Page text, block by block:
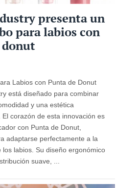
presenta un
para labios con
Labios con Punta de Donut
está diseñado para combinar
y una estética
corazón de esta innovación es
con Punta de Donut,
adaptarse perfectamente a la
los labios. Su diseño ergonómico
suave, ...